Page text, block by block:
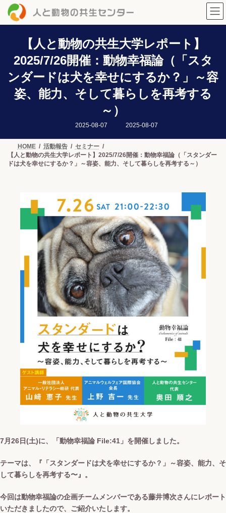
【人と動物の共生大学レポート】
2025/7/26開催：動物幸福論（「スタ
ンダードは犬を幸せにするか？」～容
姿、能力、そして暮らしを再考する
～）
2025-08-07
最
時
:
2025-08-07
HOME 活動報告
セミナー
【人と動物の共生大学レポート】2025/7/26開催：動物幸福論（「スタンダー
ドは犬を幸せにするか？」～容姿、能力、そして暮らしを再考する～）
7月26日(土)に、「動物幸福論 File:41」を開催しました。
テーマは、『「スタンダードは犬を幸せにするか？」～容姿、能力、そ
して暮らしを再考する〜』。
今回は動物幸福論の企画チームメンバーである藤井博次さんにレポート
いただきましたので、ご紹介いたします。